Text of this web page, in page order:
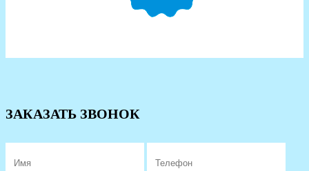
ЗАКАЗАТЬ ЗВОНОК